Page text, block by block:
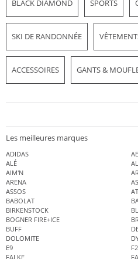
BLACK DIAMOND SPORTS
SKI DE RANDONNÉE
ACCESSOIRES GANTS &
Les meilleures marques
ADIDAS
ALÉ
AIM'N
ARENA
ASSOS
BABOLAT
BIRKENSTOCK
BOGNER FIRE+ICE
BUFF
DOLOMITE
E9
F2
FALKE